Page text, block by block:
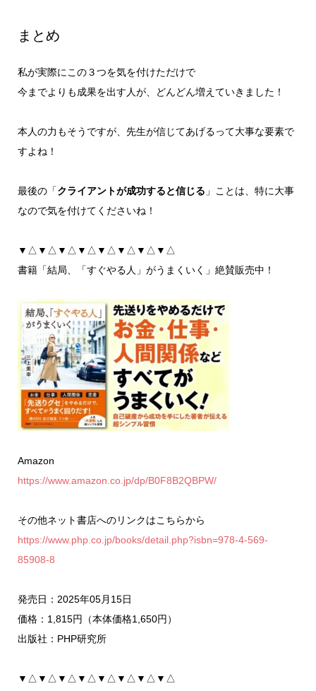
まとめ
私が実際にこの３つを気を付けただけで
今までよりも成果を出す人が、どんどん増えていきました！
本人の力もそうですが、先生が信じてあげるって大事な要素で
すよね！
最後の「クライアントが成功すると信じる 」ことは、特に大事
なので気を付けてくださいね！
▼△▼△▼△▼△▼△▼△▼△▼△
書籍「結局、「すぐやる人」がうまくいく」絶賛販売中！
Amazon
https://www.amazon.co.jp/dp/B0F8B2QBPW/
その他ネット書店へのリンクはこちらから
https://www.php.co.jp/books/detail.php?isbn=978-4-569-
85908-8
発売日：2025年05月15日
価格：1,815円（本体価格1,650円）
出版社：PHP研究所
▼△▼△▼△▼△▼△▼△▼△▼△